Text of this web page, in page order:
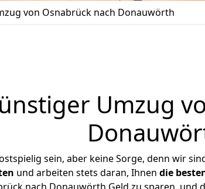
von Osnabrück nach Donauwörth
Umzug
sein, aber keine Sorge, denn wir
und arbeiten stets daran, Ihnen die